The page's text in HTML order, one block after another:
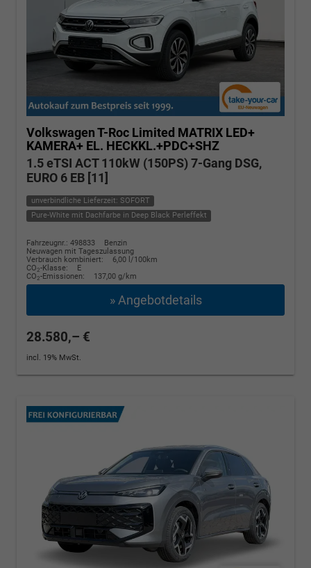
Volkswagen T-Roc Limited MATRIX LED+
KAMERA+ EL. HECKKL.+PDC+SHZ
1.5 eTSI ACT 110kW (150PS) 7-Gang DSG,
EURO 6 EB [11]
unverbindliche Lieferzeit: SOFORT
Pure-White mit Dachfarbe in Deep Black Perleffekt
Fahrzeugnr.: 498833
Benzin
Neuwagen mit Tageszulassung
Verbrauch kombiniert:
6,00 l/100km
CO2-Klasse:
E
CO2-Emissionen: 137,00 g/km
» Angebotdetails
28.580,– €
incl. 19% MwSt.